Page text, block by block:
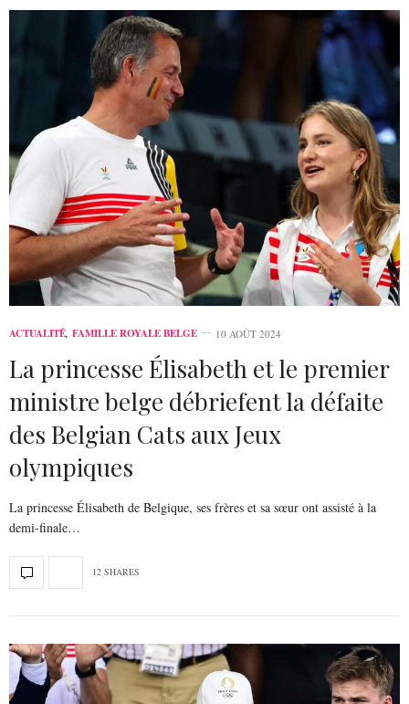
ACTUALITÉ, FAMILLE ROYALE BELGE 10 AOÛT 2024
La princesse Élisabeth et le premier
ministre belge débriefent la défaite
des Belgian Cats aux Jeux
olympiques
La princesse Élisabeth de Belgique, ses frères et sa sœur ont assisté à la
demi-finale…
12 SHARES